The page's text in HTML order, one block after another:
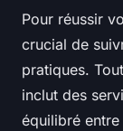
Pour réussir
crucial de
pratiques.
inclut des
équilibré